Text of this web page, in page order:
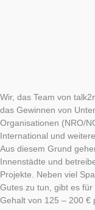
Wir, das Team von
das Gewinnen von
Organisationen (NRO/
International und
Aus diesem Grund
Innenstädte und
Projekte. Neben viel
Gutes zu tun, gibt es
Gehalt von 125 – 200 €